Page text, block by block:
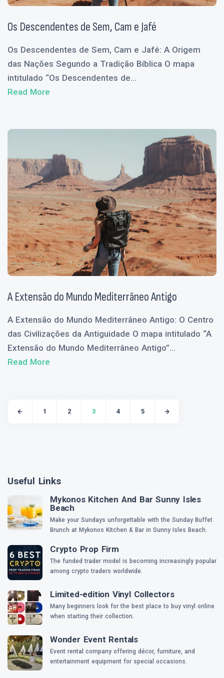
Os Descendentes de Sem, Cam e Jafé
Os Descendentes de Sem, Cam e Jafé: A Origem
das Nações Segundo a Tradição Bíblica O mapa
intitulado “Os Descendentes de...
Read More
A Extensão do Mundo Mediterrâneo Antigo
A Extensão do Mundo Mediterrâneo Antigo: O Centro
das Civilizações da Antiguidade O mapa intitulado “A
Extensão do Mundo Mediterrâneo Antigo”...
Read More
1 2 3 4 5
Useful Links
Mykonos Kitchen And Bar Sunny Isles
Beach
Make your Sundays unforgettable with the Sunday Buffet
Brunch at Mykonos Kitchen & Bar in Sunny Isles Beach.
Crypto Prop Firm
The funded trader model is becoming increasingly popular
among crypto traders worldwide.
Limited-edition Vinyl Collectors
Many beginners look for the best place to buy vinyl online
when starting their collection.
Wonder Event Rentals
Event rental company offering décor, furniture, and
entertainment equipment for special occasions.